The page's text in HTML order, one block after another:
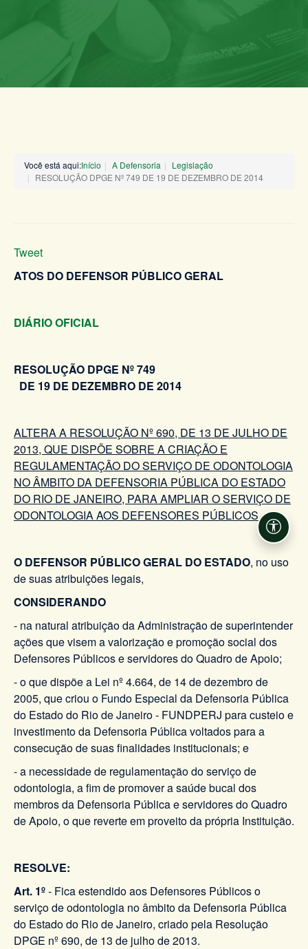
Você está aqui:Início A Defensoria
Legislação
RESOLUÇÃO DPGE Nº 749 DE 19 DE DEZEMBRO DE 2014
Tweet
ATOS DO DEFENSOR PÚBLICO GERAL
DIÁRIO OFICIAL
RESOLUÇÃO DPGE Nº 749
DE 19 DE DEZEMBRO DE 2014
ALTERA A RESOLUÇÃO Nº 690, DE 13 DE JULHO DE
2013, QUE DISPÕE SOBRE A CRIAÇÃO E
REGULAMENTAÇÃO DO SERVIÇO DE ODONTOLOGIA
NO ÂMBITO DA DEFENSORIA PÚBLICA DO ESTADO
DO RIO DE JANEIRO, PARA AMPLIAR O SERVIÇO DE
ODONTOLOGIA AOS DEFENSORES PÚBLICOS.
O DEFENSOR PÚBLICO GERAL DO ESTADO, no uso
de suas atribuições legais,
CONSIDERANDO
- na natural atribuição da Administração de superintender
ações que visem a valorização e promoção social dos
Defensores Públicos e servidores do Quadro de Apoio;
- o que dispõe a Lei nº 4.664, de 14 de dezembro de
2005, que criou o Fundo Especial da Defensoria Pública
do Estado do Rio de Janeiro - FUNDPERJ para custeio e
investimento da Defensoria Pública voltados para a
consecução de suas finalidades institucionais; e
- a necessidade de regulamentação do serviço de
odontologia, a fim de promover a saúde bucal dos
membros da Defensoria Pública e servidores do Quadro
de Apoio, o que reverte em proveito da própria Instituição.
RESOLVE:
Art. 1º- Fica estendido aos Defensores Públicos o
serviço de odontologia no âmbito da Defensoria Pública
do Estado do Rio de Janeiro, criado pela Resolução
DPGE nº 690, de 13 de julho de 2013.